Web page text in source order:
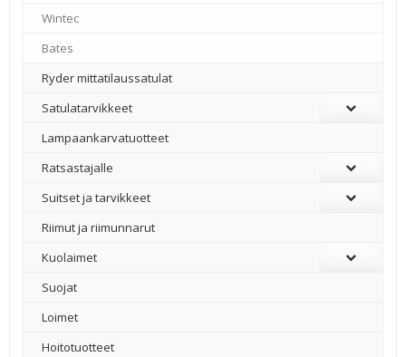
Wintec
–
Bates
–
Ryder mittatilaussatulat
Satulatarvikkeet
–
Lampaankarvatuotteet
Ratsastajalle
Suitset ja tarvikkeet
Riimut ja riimunnarut
Kuolaimet
Suojat
Loimet
Hoitotuotteet